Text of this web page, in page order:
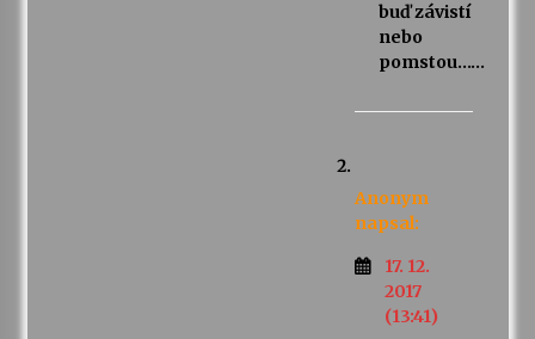
buď závistí
nebo
pomstou……
Anonym
napsal:
17. 12.
2017
(13:41)